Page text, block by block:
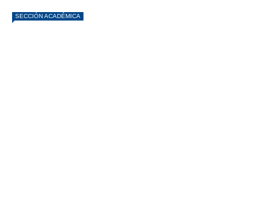
SECCIÓN ACADÉMICA